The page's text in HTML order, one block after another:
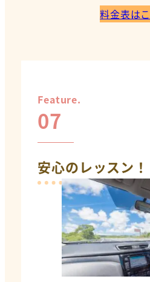
料金表は
Feature.
07
安心のレッスン！